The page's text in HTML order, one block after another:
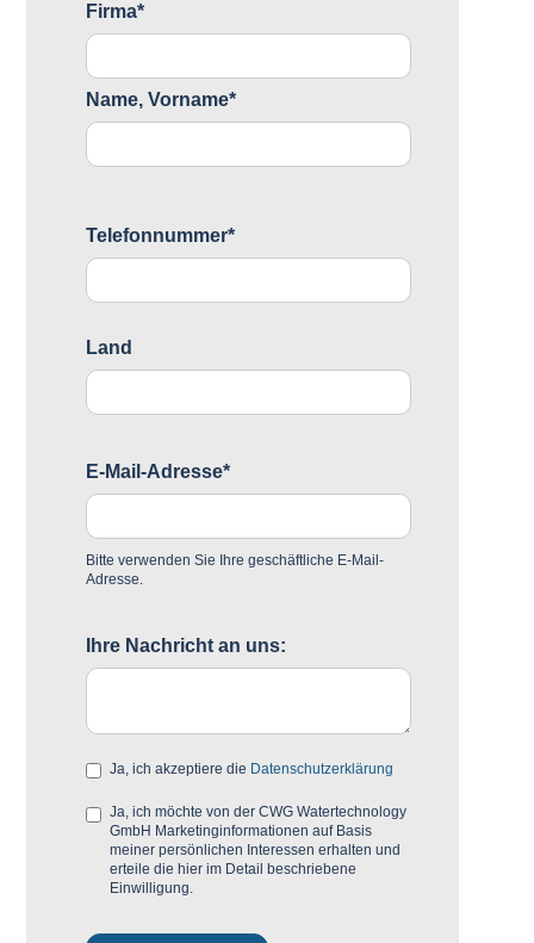
Firma*
Name, Vorname*
Telefonnummer*
Land
E-Mail-Adresse*
Bitte verwenden Sie Ihre geschäftliche E-Mail-
Adresse.
Ihre Nachricht an uns:
Ja, ich akzeptiere die Datenschutzerklärung
Ja, ich möchte von der CWG Watertechnology
GmbH Marketinginformationen auf Basis
meiner persönlichen Interessen erhalten und
erteile die hier im Detail beschriebene
Einwilligung.